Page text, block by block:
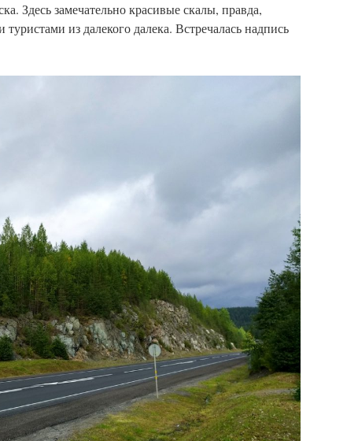
Здесь замечательно красивые скалы, правда,
из далекого далека. Встречалась надпись